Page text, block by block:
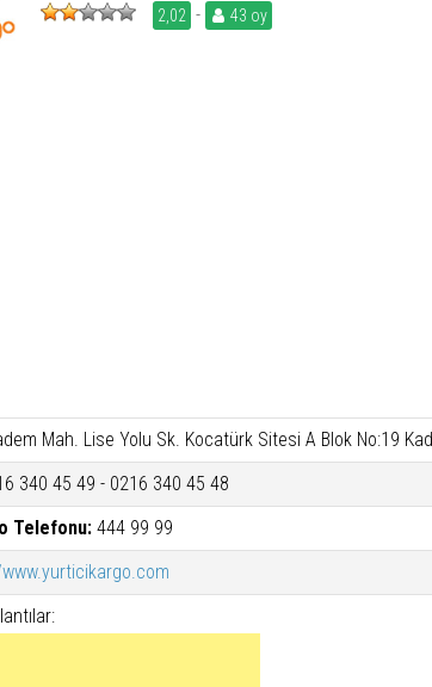
2,02 - 43 oy
Mah. Lise Yolu Sk. Kocatürk Sitesi A Blok No:19
340 45 49 - 0216 340 45 48
Telefonu: 444 99 99